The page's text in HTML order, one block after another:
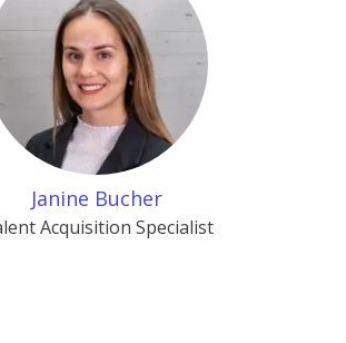
Janine Bucher
Acquisition Specialist